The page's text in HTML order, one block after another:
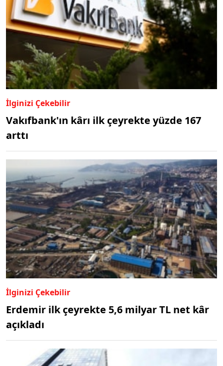
İlginizi Çekebilir
Vakıfbank'ın kârı ilk çeyrekte yüzde 167
arttı
İlginizi Çekebilir
Erdemir ilk çeyrekte 5,6 milyar TL net kâr
açıkladı